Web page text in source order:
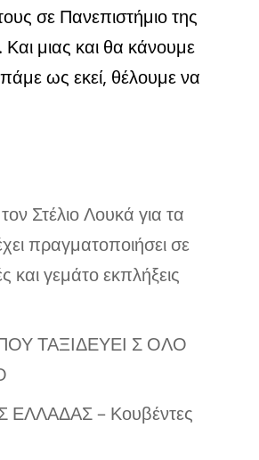
σε Πανεπιστήμιο της
μιας και θα κάνουμε
ως εκεί, θέλουμε να
Στέλιο Λουκά για τα
πραγματοποιήσει σε
και γεμάτο εκπλήξεις
ΤΑΞΙΔΕΥΕΙ Σ ΟΛΟ
– Κουβέντες